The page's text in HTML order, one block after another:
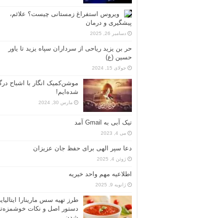
ویروس استفراغ زمستانی چیست؟ علائم،
پیشگیری و درمان
دسامبر 26, 2025
حر بن یزید ریاحی از سرداران سپاه یزید تا یاور
حسین (ع)
جولای 15, 2024
موشن‌کمیک انگار با اشباح
شده‌ایم!
مارس 30, 2024
تیک آبی به Gmail آمد
می 4, 2023
دعا سپر الهی برای حفظ جان عزیزان
ژوئن 4, 2025
اطلاعیه مهم واحد خیریه
ژانویه 9, 2025
طرز تهیه سس مارینارا
دستور اصل و نکات